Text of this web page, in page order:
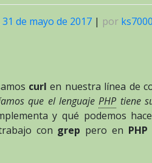
de mayo de 2017 | por ks7000
curl en nuestra línea de
que el lenguajePHP tiene
y qué podemos
con grep pero en PHP